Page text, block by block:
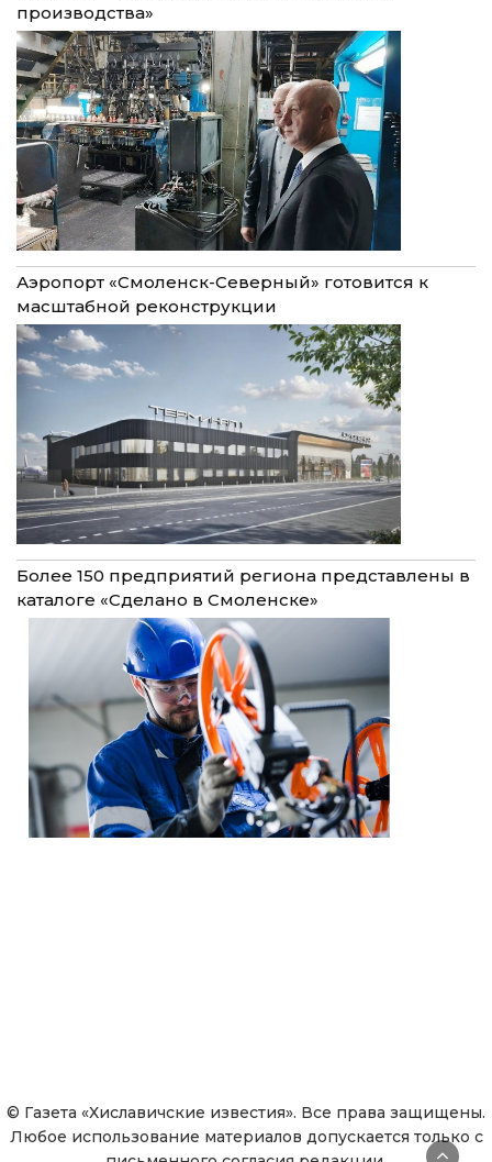
производства»
Аэропорт «Смоленск-Северный» готовится к
масштабной реконструкции
Более 150 предприятий региона представлены в
каталоге «Сделано в Смоленске»
© Газета «Хиславичские известия». Все права защищены.
Любое использование материалов допускается только с